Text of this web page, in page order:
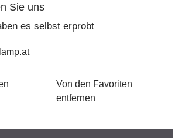
Sie uns
es selbst erprobt
Von den Favoriten
entfernen